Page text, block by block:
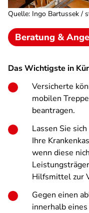
Quelle: Ingo Bartussek /
Beratung &
Das Wichtigste in
Versicherte
mobilen
beantragen.
Lassen Sie
Ihre
wenn diese
Hilfsmittel zur
Gegen einen
innerhalb